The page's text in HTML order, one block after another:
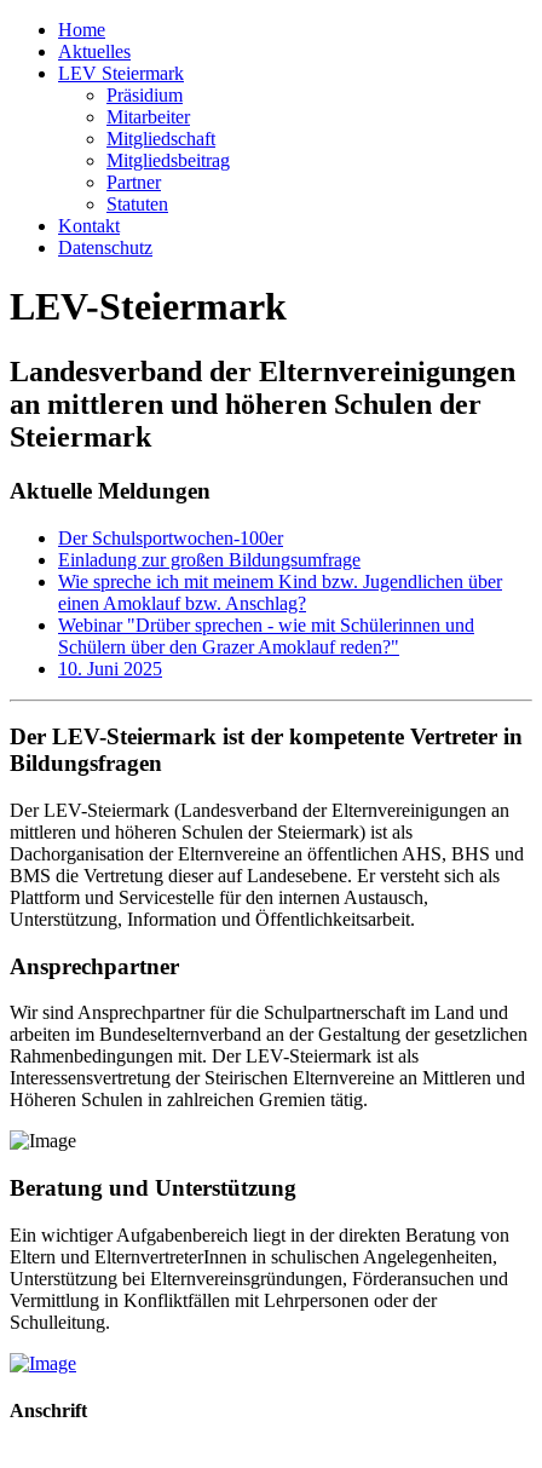
Home
Aktuelles
LEV Steiermark
Präsidium
Mitarbeiter
Mitgliedschaft
Mitgliedsbeitrag
Partner
Statuten
Kontakt
Datenschutz
LEV-Steiermark
Landesverband der Elternvereinigungen
an mittleren und höheren Schulen der
Steiermark
Aktuelle Meldungen
Der Schulsportwochen-100er
Einladung zur großen Bildungsumfrage
Wie spreche ich mit meinem Kind bzw. Jugendlichen über
einen Amoklauf bzw. Anschlag?
Webinar "Drüber sprechen - wie mit Schülerinnen und
Schülern über den Grazer Amoklauf reden?"
10. Juni 2025
Der LEV-Steiermark ist der kompetente Vertreter in
Bildungsfragen
Der LEV-Steiermark (Landesverband der Elternvereinigungen an
mittleren und höheren Schulen der Steiermark) ist als
Dachorganisation der Elternvereine an öffentlichen AHS, BHS und
BMS die Vertretung dieser auf Landesebene. Er versteht sich als
Plattform und Servicestelle für den internen Austausch,
Unterstützung, Information und Öffentlichkeitsarbeit.
Ansprechpartner
Wir sind Ansprechpartner für die Schulpartnerschaft im Land und
arbeiten im Bundeselternverband an der Gestaltung der gesetzlichen
Rahmenbedingungen mit. Der LEV-Steiermark ist als
Interessensvertretung der Steirischen Elternvereine an Mittleren und
Höheren Schulen in zahlreichen Gremien tätig.
Beratung und Unterstützung
Ein wichtiger Aufgabenbereich liegt in der direkten Beratung von
Eltern und ElternvertreterInnen in schulischen Angelegenheiten,
Unterstützung bei Elternvereinsgründungen, Förderansuchen und
Vermittlung in Konfliktfällen mit Lehrpersonen oder der
Schulleitung.
Anschrift